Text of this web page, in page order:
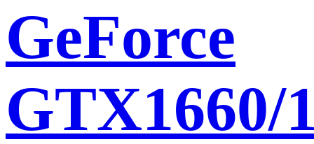
GeForce
GTX1660/